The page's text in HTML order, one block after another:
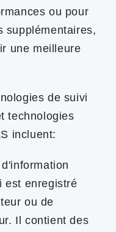
ou pour
supplémentaires,
une meilleure
de suivi
technologies
incluent:
est enregistré
ou de
Il contient des